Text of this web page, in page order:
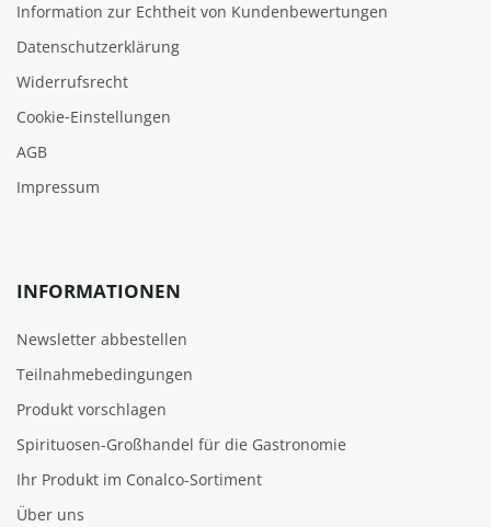
Information zur Echtheit von Kundenbewertungen
Datenschutzerklärung
Widerrufsrecht
Cookie‑Einstellungen
AGB
Impressum
INFORMATIONEN
Newsletter abbestellen
Teilnahmebedingungen
Produkt vorschlagen
Spirituosen-Großhandel für die Gastronomie
Ihr Produkt im Conalco-Sortiment
Über uns